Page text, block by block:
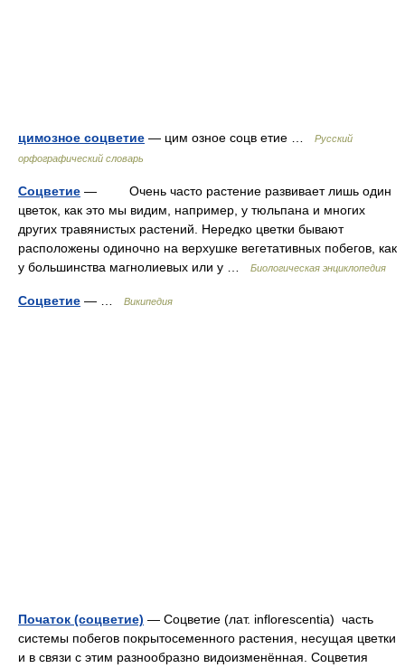
цимозное соцветие — цим озное соцв етие …
Русский
орфографический словарь
Соцветие — Очень часто растение развивает лишь один
цветок, как это мы видим, например, у тюльпана и многих
других травянистых растений. Нередко цветки бывают
расположены одиночно на верхушке вегетативных побегов, как
у большинства магнолиевых или у …
Биологическая энциклопедия
Соцветие — … Википедия
Початок (соцветие) — Соцветие (лат. inflorescentia) часть
системы побегов покрытосеменного растения, несущая цветки
и в связи с этим разнообразно видоизменённая. Соцветия